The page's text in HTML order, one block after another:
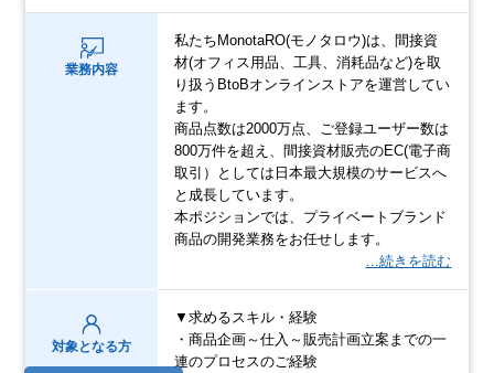
業務内容
私たちMonotaRO(モノタロウ)は、間接資
材(オフィス用品、工具、消耗品など)を取
り扱うBtoBオンラインストアを運営してい
ます。
商品点数は2000万点、ご登録ユーザー数は
800万件を超え、間接資材販売のEC(電子商
取引）としては日本最大規模のサービスへ
と成長しています。
本ポジションでは、プライベートブランド
商品の開発業務をお任せします。
…続きを読む
対象となる方
▼求めるスキル・経験
・商品企画～仕入～販売計画立案までの一
連のプロセスのご経験